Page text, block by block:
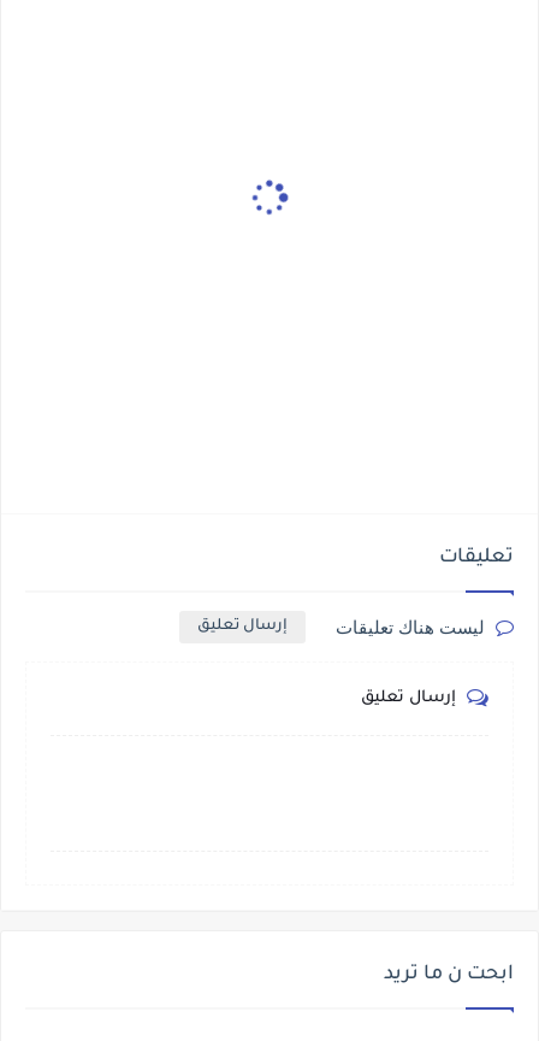
تعليقات
ليست هناك تعليقات إرسال تعليق
إرسال تعليق
ابحت ن ما تريد